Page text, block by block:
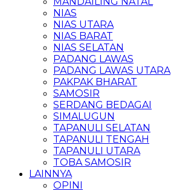
NIAS
NIAS UTARA
NIAS BARAT
NIAS SELATAN
PADANG LAWAS
PADANG LAWAS UTARA
PAKPAK BHARAT
SAMOSIR
SERDANG BEDAGAI
SIMALUGUN
TAPANULI SELATAN
TAPANULI TENGAH
TAPANULI UTARA
TOBA SAMOSIR
LAINNYA
OPINI